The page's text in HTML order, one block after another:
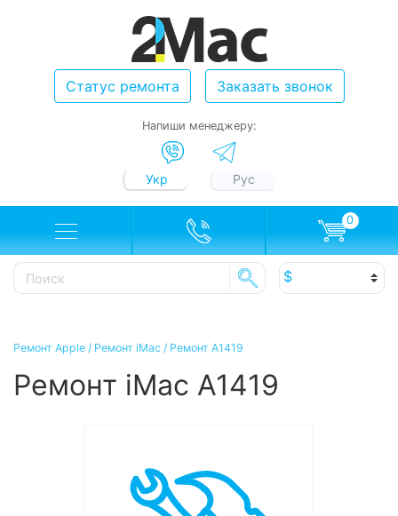
Статус ремонта Заказать звонок
Напиши менеджеру:
Укр Рус
0
Ремонт Apple / Ремонт iMac / Ремонт A1419
Ремонт iMac A1419